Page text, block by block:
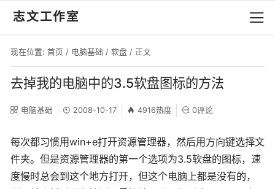
志文工作室
现在位置: 首页 / 电脑基础 / 软盘 / 正文
去掉我的电脑中的3.5软盘图标的方法
电脑基础 2008-10-17 4916热度 0评论
每次都习惯用win+e打开资源管理器，然后用方向键选择文
件夹。但是资源管理器的第一个选项为3.5软盘的图标，速
度慢时总会到这个地方打开，但这个电脑上都是没有的，